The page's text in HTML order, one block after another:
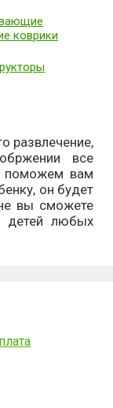
коврики
развлечение,
все
поможем вам
он будет
вы сможете
детей любых